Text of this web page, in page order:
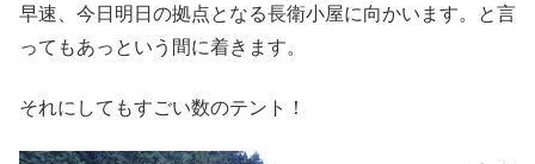
早速、今日明日の拠点となる長衛小屋に向かいます。と言
ってもあっという間に着きます。
それにしてもすごい数のテント！